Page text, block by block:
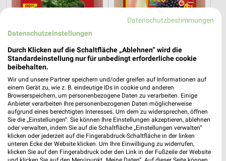
5,5 km
Angebote ab 08.08.
Gültig bis Fr. 14.08.
1,7 km
Angebote ab 03.08.
Noch heute gültig
XXXLutz XXXLutz
Datenschutzbestimmungen
Datenschutzeinstellungen
Durch Klicken auf die Schaltfläche „Ablehnen“ wird die
Standardeinstellung nur für unbedingt erforderliche cookie
beibehalten.
Wir und unsere Partner speichern und/oder greifen auf Informationen auf
einem Gerät zu, wie z. B. eindeutige IDs in cookie und anderen
Browserspeichern, um personenbezogene Daten zu verarbeiten. Einige
Anbieter verarbeiten Ihre personenbezogenen Daten möglicherweise
aufgrund eines berechtigten Interesses. Um dem zu widersprechen, öffnen
Sie die „Einstellungen“. Sie können Ihre Einstellungen akzeptieren, ablehnen
oder verwalten, indem Sie auf die Schaltfläche „Einstellungen verwalten“
klicken oder jederzeit auf die Fingerabdruck-Schaltfläche in der linken
unteren Ecke der Website klicken. Um Ihre Einwilligung zu widerrufen,
klicken Sie auf den Fingerabdruck oder den Link in der Fußzeile der Website